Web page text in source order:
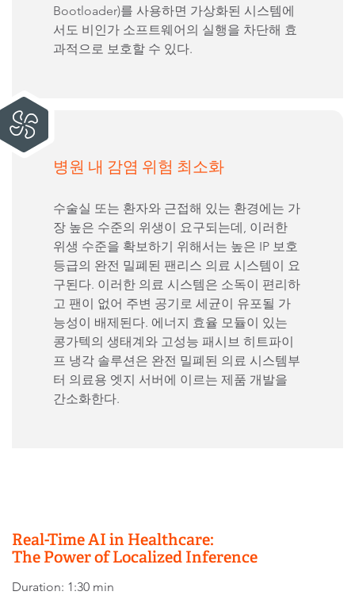
Bootloader)를 사용하면 가상화된 시스템에
서도 비인가 소프트웨어의 실행을 차단해 효
과적으로 보호할 수 있다.
병원 내 감염 위험 최소화
수술실 또는 환자와 근접해 있는 환경에는 가
장 높은 수준의 위생이 요구되는데, 이러한
위생 수준을 확보하기 위해서는 높은 IP 보호
등급의 완전 밀폐된 팬리스 의료 시스템이 요
구된다. 이러한 의료 시스템은 소독이 편리하
고 팬이 없어 주변 공기로 세균이 유포될 가
능성이 배제된다. 에너지 효율 모듈이 있는
콩가텍의 생태계와 고성능 패시브 히트파이
프 냉각 솔루션은 완전 밀폐된 의료 시스템부
터 의료용 엣지 서버에 이르는 제품 개발을
간소화한다.
Real-Time AI in Healthcare:
The Power of Localized Inference
Duration: 1:30 min